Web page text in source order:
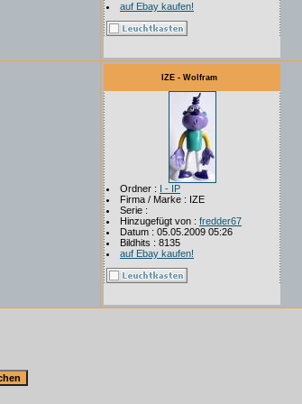
auf Ebay kaufen!
IZE - Wolfram
Ordner : I - IP
Firma / Marke : IZE
Serie :
Hinzugefügt von : fredder67
Datum : 05.05.2009 05:26
Bildhits : 8135
auf Ebay kaufen!